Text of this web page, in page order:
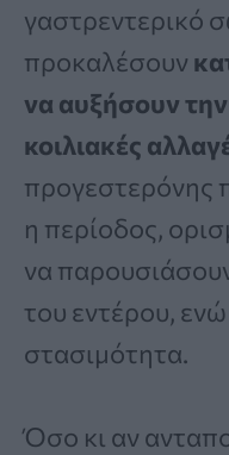
γαστρεντερικό
προκαλέσουν
να αυξήσουν
κοιλιακές
προγεστερόνης
η περίοδος,
να
του εντέρου,
στασιμότητα.
Όσο κι αν